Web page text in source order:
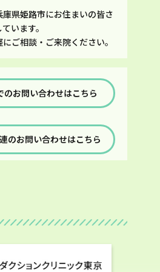
県姫路市にお住まいの皆さ
います。
ご相談・ご来院ください。
のお問い合わせはこちら
のお問い合わせはこちら